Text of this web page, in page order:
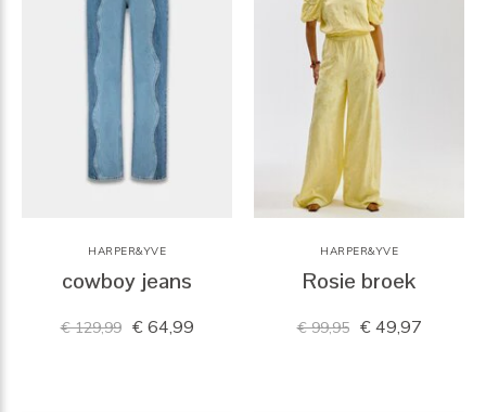
HARPER&YVE
cowboy jeans
€ 129,99 € 64,99
HARPER&YVE
Rosie broek
€ 99,95 € 49,97